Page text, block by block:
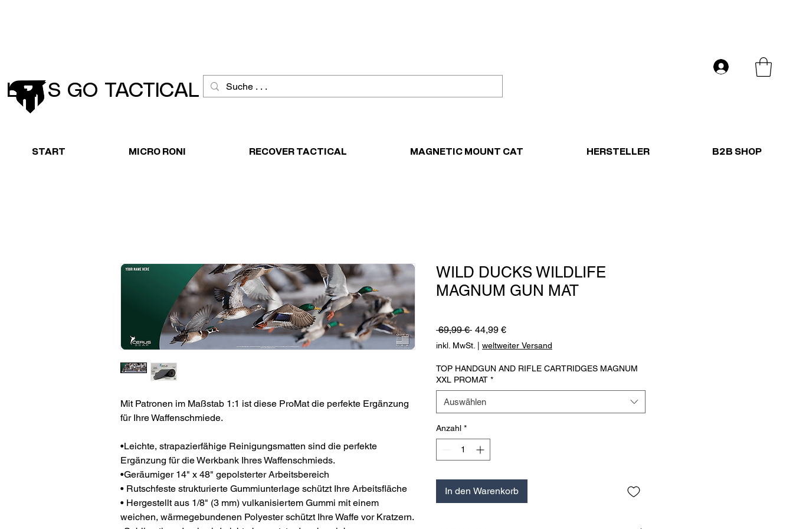
Anmelden
LET´S GO TACTICAL
START MICRO RONI RECOVER TACTICAL MAGNETIC MOUNT CAT HERSTELLER B2B SHOP
Mit Patronen im Maßstab 1:1 ist diese ProMat die perfekte Ergänzung
für Ihre Waffenschmiede.
•Leichte, strapazierfähige Reinigungsmatten sind die perfekte
Ergänzung für die Werkbank Ihres Waffenschmieds.
•Geräumiger 14" x 48" gepolsterter Arbeitsbereich
• Rutschfeste strukturierte Gummiunterlage schützt Ihre Arbeitsfläche
• Hergestellt aus 1/8" (3 mm) vulkanisiertem Gummi mit einem
weichen, wärmegebundenen Polyester schützt Ihre Waffe vor Kratzern.
WILD DUCKS WILDLIFE
MAGNUM GUN MAT
69,99 € Standardpreis
44,99 €Sale-
Preis
inkl. MwSt. weltweiter Versand
TOP HANDGUN AND RIFLE CARTRIDGES MAGNUM
XXL PROMAT *
Auswählen
Anzahl *
In den Warenkorb